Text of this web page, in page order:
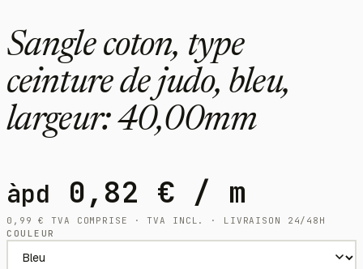
Sangle coton, type
ceinture de judo, bleu,
largeur: 40,00mm
àpd 0,82 € / m
0,99€
TVA COMPRISE · TVA INCL. · LIVRAISON 24/48H
COULEUR